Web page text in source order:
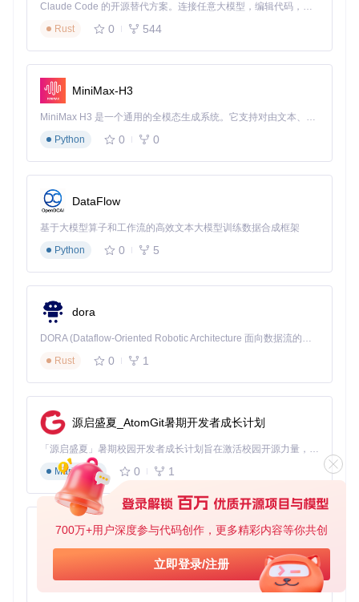
700万+用户深度参与代码创作，更多精彩内容等你共创
立即登录/注册
逻辑。Rufus的错误处理系统主要分布在src/rufus.c 和src/
process.c
等核心文件中，形成了从应用层到系统层的完整处
错误处理架构解析
Rufus采用分层错误处理机制：
应用层验证：在src/rufus.c中实现，对用户输入参数进
行合法性检查，如第1924行明确限制"MS-DOS无法从64K
可读信息
测，处理USB设备连接异常
MessageBoxA(NULL, "所选设备包含可能正在使用的分区。\n请关闭所
"设备忙"
常见错误的技术根源
深入分析Rufus源码，可以发现几类典型错误的技术本质：
1. 文件系统兼容性问题
BIOS模式通常要求FAT32文件系统
UEFI模式可支持NTFS，但需要特定引导文件
簇大小设置不当会触发 src/format_fat32.c
2. 镜像验证机制
Rufus通过多层验证确保镜像完整性：
第375行使用WIMLIB错误码判断Windows镜
像有效性
Claude Code 的开源替代方案。连接任意大模型，编辑代码，运行命令，自动验证 — 全自动执行。用 Rust 构建，极致性能。 ｜ An open-source alternative to Claude Code. Connect any LLM, edit code, run commands, and verify changes — autonomously. Built in Rust for speed. Get Started
Rust
0 544
MiniMax-H3
MiniMax H3 是一个通用的全模态生成系统。它支持对由文本、图像、视频和音频组成的多模态上下文进行统一理解，并能生成分辨率高达 2K、时长可达 15 秒的带原生立体声音频的视频。得益于面向任务泛化的系统设计，H3 在预训练阶段就已具备广泛的多模态上下文理解与生成能力，能够出色地执行复杂的多模态指令。
Python
0 0
DataFlow
基于大模型算子和工作流的高效文本大模型训练数据合成框架
Python
0 5
dora
DORA (Dataflow-Oriented Robotic Architecture 面向数据流的机器人架构) 是为 AI 与具身智能机器人打造的高性能开发框架，以数据流范式重构开发逻辑，原生支持分布式部署与端边云协同 —— 无需复杂适配，即可实现一体端到端具身大小脑、VLA等模型部署，无缝衔接感知、推理、控制全链路，让 AI 能力与机器人动作深度融合。 依托 Rust 内核与零拷贝通信技术，它将具身大小脑、VLA等模型推理、多模态数据融合延迟压缩至微秒级，同时兼容 ROS2 生态与国产 AI 芯片，彻底降低具身智能机器人的开发门槛，让分布式部署下的 AI 赋能创新更高效、更灵活。
Rust
0 1
源启盛夏_AtomGit暑期开发者成长计划
「源启盛夏」暑期校园开发者成长计划旨在激活校园开源力量，通过积分激励、认证扶持、资源倾斜等形式，引导高校组织和开发者完成「入驻 — 建项目 — 做贡献 — 获认证 — 得资源」的完整闭环。无论你是想带领社团入驻平台的组织者，还是希望用代码贡献证明自己的开发者，都能在这里找到属于你的成长路径。
Markdown
0 1
py-xiaozhi
基于Python的Xiaozhi AI，适用于想要完整Xiaozhi体验而无需拥有专用硬件的用户。
Python
0 1